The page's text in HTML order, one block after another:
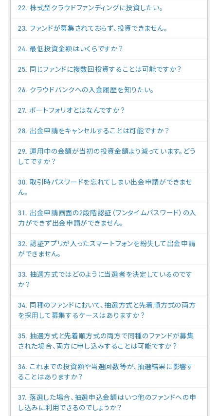
22. 株式型クラウドファンディングに投資したい。
23. ファンドが募集されておらず、投資できません。
24. 最低投資金額はいくらですか？
25. 同じファンドに複数回投資することは可能ですか？
26. クラウドバンクへの入金履歴を知りたい。
27. ポートフォリオとはなんですか？
28. 出金申請をキャンセルすることは可能ですか？
29. 運用中の金額が当初の投資金額より減っています。どう
してですか？
30. 取引時パスワードを忘れてしまい出金申請ができませ
ん。
31. 出金申請画面の2段階認証（ワンタイムパスワード）の入
力ができず出金申請ができません。
32. 認証アプリが入ったスマートフォンを紛失して出金申請
ができません。
33. 抽選方式ではどのように当選者を決定しているのです
か？
34. 同種のファンドにおいて、抽選方式と先着順方式の両方
を採用して募集するケースはありますか？
35. 抽選方式と先着順方式の両方で同種のファンドが募集
された場合、両方に申し込みすることは可能ですか？
36. これまでの投資額や当選回数等が、抽選結果に影響す
ることはありますか？
37. 落選した場合、抽選申込金額はいつ他のファンドへの申
し込みに利用できるのでしょうか？